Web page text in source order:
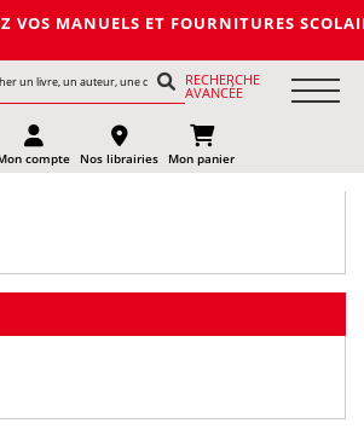
VOS MANUELS ET FOURNITURES
RECHERCHE
AVANCÉE
compte Nos librairies Mon panier